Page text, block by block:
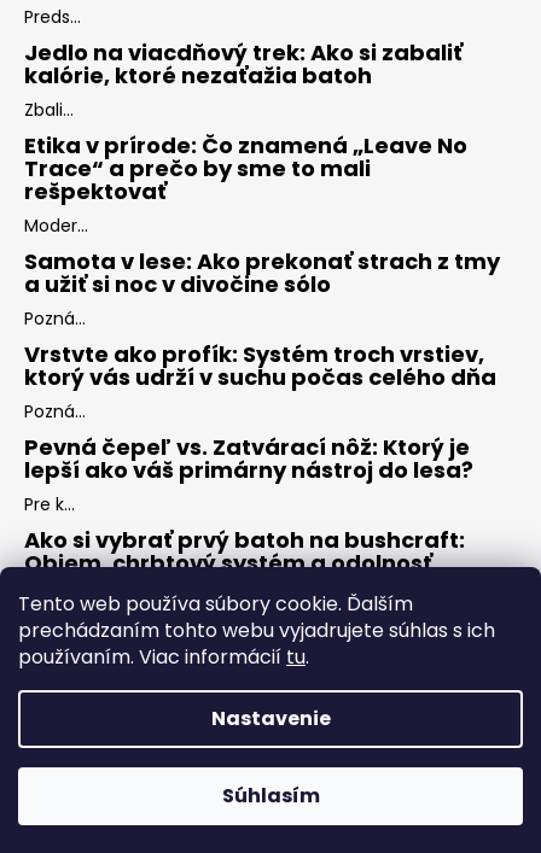
Tento web používa súbory cookie. Ďalším
prechádzaním tohto webu vyjadrujete súhlas s ich
používaním. Viac informácií tu.
Nastavenie
Súhlasím
Preds...
Jedlo na viacdňový trek: Ako si zabaliť
kalórie, ktoré nezaťažia batoh
Zbali...
Etika v prírode: Čo znamená „Leave No
Trace“ a prečo by sme to mali
rešpektovať
Moder...
Samota v lese: Ako prekonať strach z tmy
a užiť si noc v divočine sólo
Pozná...
Vrstvte ako profík: Systém troch vrstiev,
ktorý vás udrží v suchu počas celého dňa
Pozná...
Pevná čepeľ vs. Zatvárací nôž: Ktorý je
lepší ako váš primárny nástroj do lesa?
Pre k...
Ako si vybrať prvý batoh na bushcraft:
Objem, chrbtový systém a odolnosť
Keď s...
ARCHÍV
Copyright 2026ZÁLESÁK. Všetky práva vyhradené.Upraviť
nastavenie cookies